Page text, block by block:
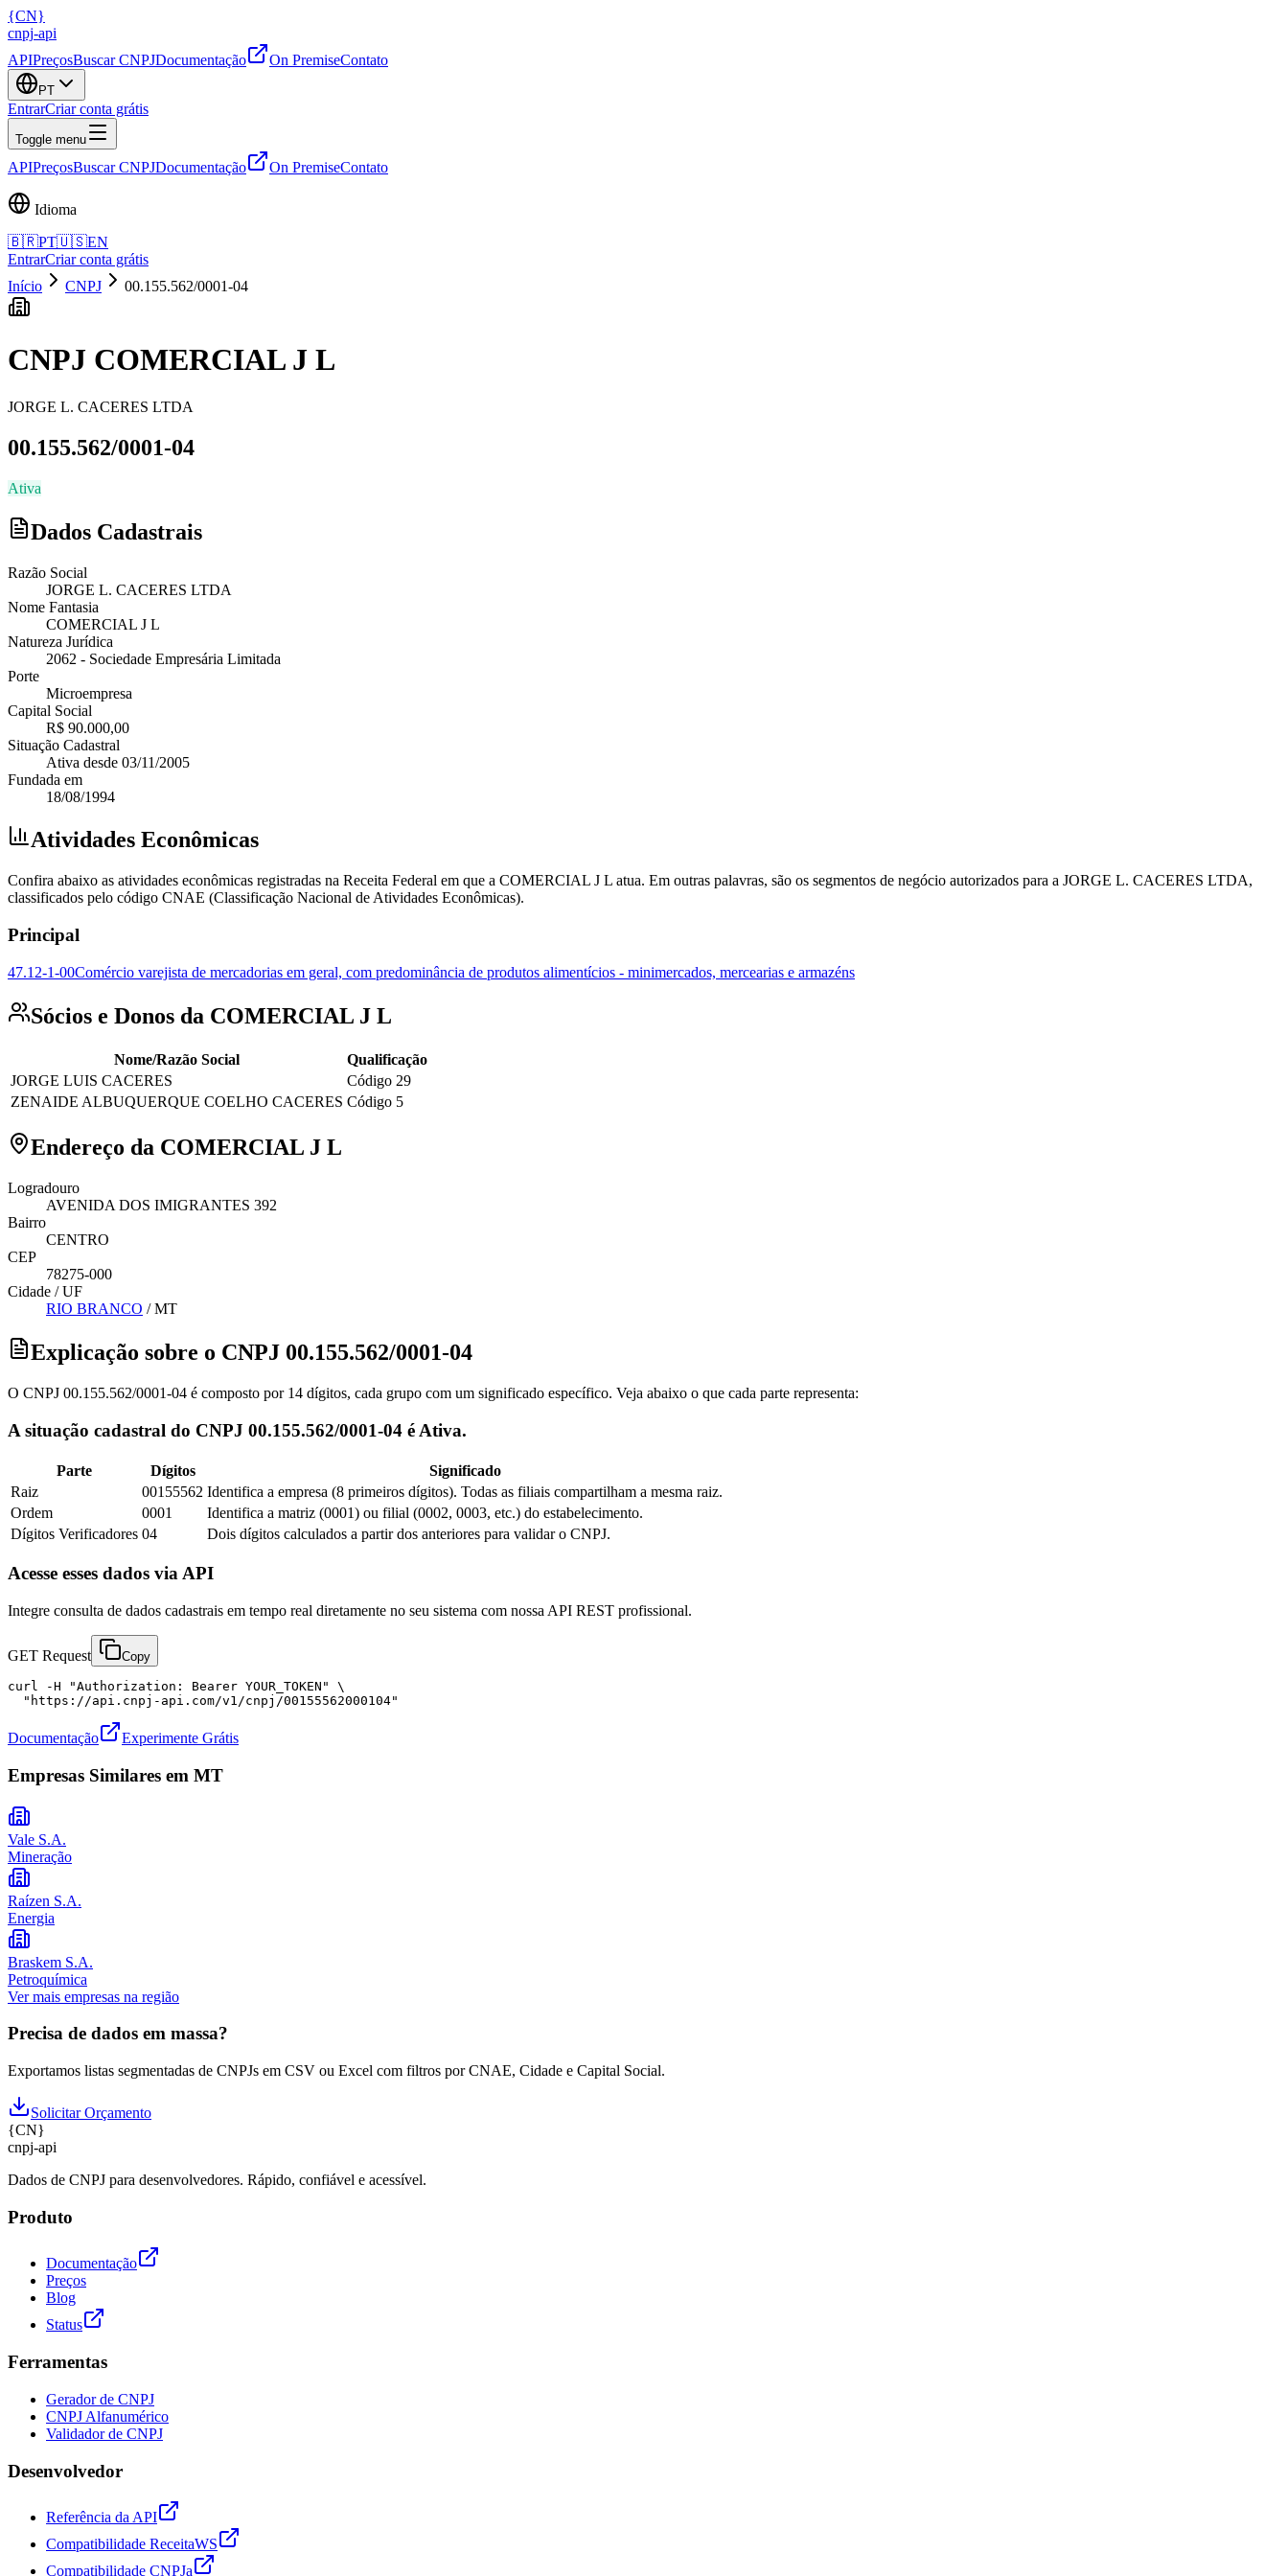
{CN}
cnpj-api
APIPreçosBuscar CNPJDocumentação On PremiseContato
PT
EntrarCriar conta grátis
Toggle menu
APIPreçosBuscar CNPJDocumentação On PremiseContato
Idioma
🇧🇷PT🇺🇸EN
EntrarCriar conta grátis
Início
CNPJ 00.155.562/0001-04
CNPJ COMERCIAL J L
JORGE L. CACERES LTDA
00.155.562/0001-04
Ativa
Dados Cadastrais
Razão Social
JORGE L. CACERES LTDA
Nome Fantasia
COMERCIAL J L
Natureza Jurídica
2062 - Sociedade Empresária Limitada
Porte
Microempresa
Capital Social
R$ 90.000,00
Situação Cadastral
Ativa desde 03/11/2005
Fundada em
18/08/1994
Atividades Econômicas
Confira abaixo as atividades econômicas registradas na Receita Federal em que a COMERCIAL J L atua. Em outras palavras, são os segmentos de negócio autorizados para a JORGE L. CACERES LTDA,
classificados pelo código CNAE (Classificação Nacional de Atividades Econômicas).
Principal
47.12-1-00Comércio varejista de mercadorias em geral, com predominância de produtos alimentícios - minimercados, mercearias e armazéns
Sócios e Donos da COMERCIAL J L
Nome/Razão Social
Qualificação
JORGE LUIS CACERES
Código 29
ZENAIDE ALBUQUERQUE COELHO CACERES Código 5
Endereço da COMERCIAL J L
Logradouro
AVENIDA DOS IMIGRANTES 392
Bairro
CENTRO
CEP
78275-000
Cidade / UF
RIO BRANCO /MT
Explicação sobre o CNPJ 00.155.562/0001-04
O CNPJ 00.155.562/0001-04 é composto por 14 dígitos, cada grupo com um significado específico. Veja abaixo o que cada parte representa:
A situação cadastral do CNPJ 00.155.562/0001-04 é Ativa.
Parte Dígitos
Significado
Raiz
00155562 Identifica a empresa (8 primeiros dígitos). Todas as filiais compartilham a mesma raiz.
Ordem
0001
Identifica a matriz (0001) ou filial (0002, 0003, etc.) do estabelecimento.
Dígitos Verificadores 04 Dois dígitos calculados a partir dos anteriores para validar o CNPJ.
Acesse esses dados via API
Integre consulta de dados cadastrais em tempo real diretamente no seu sistema com nossa API REST profissional.
GET Request Copy
curl -H "Authorization: Bearer YOUR_TOKEN" \
  "https://api.cnpj-api.com/v1/cnpj/00155562000104"
Documentação Experimente Grátis
Empresas Similares em MT
Vale S.A.
Mineração
Raízen S.A.
Energia
Braskem S.A.
Petroquímica
Ver mais empresas na região
Precisa de dados em massa?
Exportamos listas segmentadas de CNPJs em CSV ou Excel com filtros por CNAE, Cidade e Capital Social.
Solicitar Orçamento
{CN}
cnpj-api
Dados de CNPJ para desenvolvedores. Rápido, confiável e acessível.
Produto
Documentação
Preços
Blog
Status
Ferramentas
Gerador de CNPJ
CNPJ Alfanumérico
Validador de CNPJ
Desenvolvedor
Referência da API
Compatibilidade ReceitaWS
Compatibilidade CNPJa